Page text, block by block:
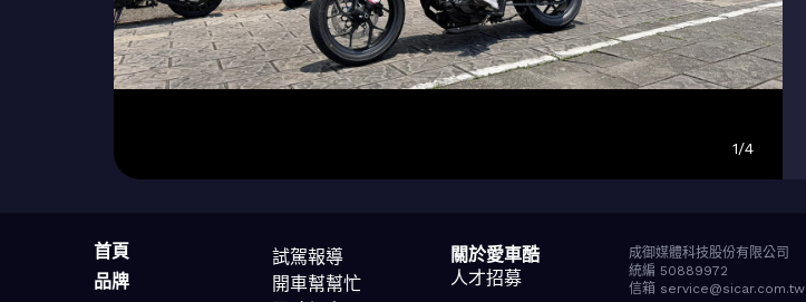
1/4
首頁
品牌
試駕報導
開車幫幫忙
關於愛車酷
人才招募
成御媒體科技股份有限公司
統編 50889972
信箱 service@sicar.com.tw